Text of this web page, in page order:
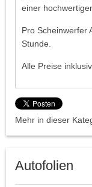
einer
Pro Scheinwerfer
Stunde.
Alle Preise
Mehr in dieser
Autofolien